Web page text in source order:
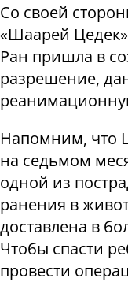
Со своей
«Шаарей
Ран пришла в
разрешение,
Напомним, что
на седьмом
одной из
ранения в
доставлена в
Чтобы спасти
провести